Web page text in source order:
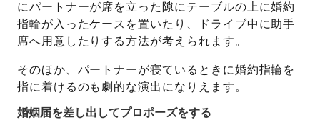
にパートナーが席を立った隙にテーブルの上に婚約
指輪が入ったケースを置いたり、ドライブ中に助手
席へ用意したりする方法が考えられます。
そのほか、パートナーが寝ているときに婚約指輪を
指に着けるのも劇的な演出になりえます。
婚姻届を差し出してプロポーズをする